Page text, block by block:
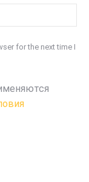
for the next time I